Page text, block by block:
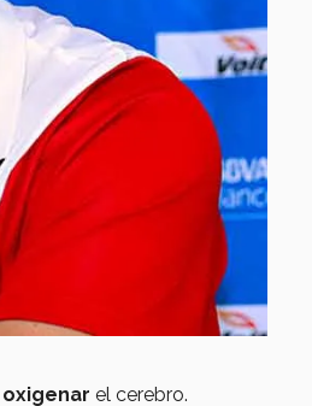
oxigenar el cerebro.